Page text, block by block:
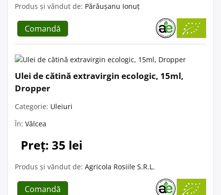
Produs și vândut de: Părăușanu Ionuț
Comandă
Ulei de cătină extravirgin ecologic, 15ml,
Dropper
Categorie: Uleiuri
În: Vâlcea
Preț: 35 lei
Produs și vândut de: Agricola Rosiile S.R.L.
Comandă